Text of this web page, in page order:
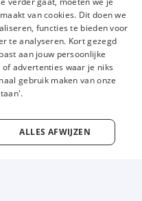
ons
werkgevers
van cookies. Dit doen we
functies te bieden voor
te analyseren. Kort gezegd
aan jouw persoonlijke
advertenties waar je niks
gebruik maken van onze
ALLES AFWIJZEN